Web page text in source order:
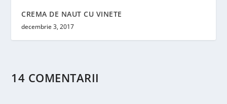
CREMA DE NAUT CU VINETE
decembrie 3, 2017
14 COMENTARII